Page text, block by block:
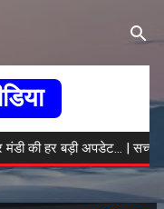
की हर बड़ी अपडेट... | सच्ची